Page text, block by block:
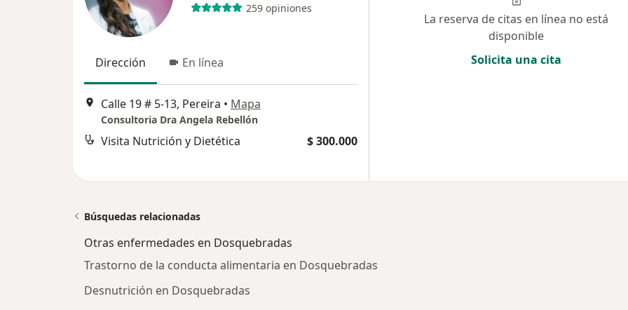
259 opiniones
Dirección En línea
Calle 19 # 5-13, Pereira • Mapa
Consultoria Dra Angela Rebellón
Visita Nutrición y Dietética $ 300.000
La reserva de citas en línea no está
disponible
Solicita una cita
Búsquedas relacionadas
Otras enfermedades en Dosquebradas
Trastorno de la conducta alimentaria en Dosquebradas
Desnutrición en Dosquebradas